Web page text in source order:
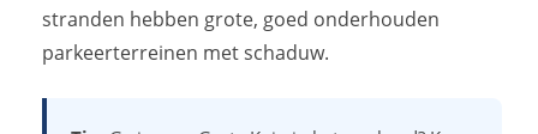
stranden hebben grote, goed onderhouden
parkeerterreinen met schaduw.